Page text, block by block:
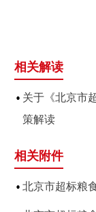
相关解读
关于《北京市
策解读
相关附件
北京市超标粮